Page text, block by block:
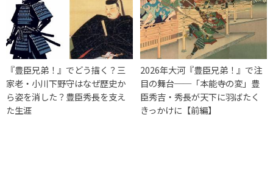
『豊臣兄弟！』でどう描く？三
家老・小川下野守はなぜ歴史か
ら姿を消した？豊臣秀長を支え
た生涯
2026年大河『豊臣兄弟！』で注
目の舞台──「本能寺の変」豊
臣秀吉・秀長が天下に羽ばたく
きっかけに【前編】